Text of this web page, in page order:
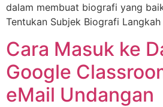
dalam membuat biografi yang
Tentukan Subjek Biografi
Cara Masuk ke
Google
eMail Undangan